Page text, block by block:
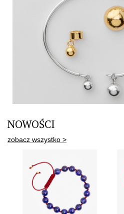
NOWOŚCI
zobacz wszystko >